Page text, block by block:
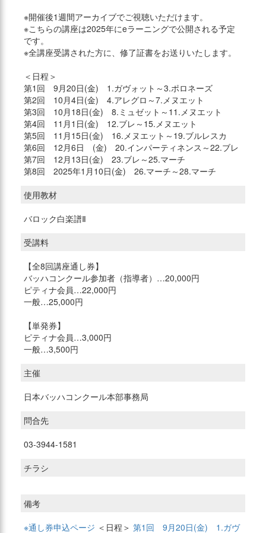
※開催後1週間アーカイブでご視聴いただけます。
※こちらの講座は2025年にeラーニングで公開される予定
です。
※全講座受講された方に、修了証書をお送りいたします。
＜日程＞
第1回 9月20日(金) 1.ガヴォット～3.ポロネーズ
第2回 10月4日(金) 4.アレグロ～7.メヌエット
第3回 10月18日(金) 8.ミュゼット～11.メヌエット
第4回 11月1日(金) 12.ブレ～15.メヌエット
第5回 11月15日(金) 16.メヌエット～19.ブルレスカ
第6回 12月6日 (金) 20.インパーティネンス～22.ブレ
第7回 12月13日(金) 23.ブレ～25.マーチ
第8回 2025年1月10日(金) 26.マーチ～28.マーチ
使用教材
バロック白楽譜Ⅱ
受講料
【全8回講座通し券】
バッハコンクール参加者（指導者）…20,000円
ピティナ会員…22,000円
一般…25,000円
【単発券】
ピティナ会員…3,000円
一般…3,500円
主催
日本バッハコンクール本部事務局
問合先
03-3944-1581
チラシ
備考
※通し券申込ページ ＜日程＞ 第1回 9月20日(金) 1.ガヴ